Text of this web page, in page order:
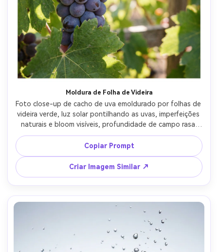
Moldura de Folha de Videira
Foto close-up de cacho de uva emoldurado por folhas de
videira verde, luz solar pontilhando as uvas, imperfeições
naturais e bloom visíveis, profundidade de campo rasa
com bokeh folhado, fotografado com Fujifilm GFX 100S e
lente de 110mm f/2, realismo de estilo de vida orgânico,
paleta de verão quente --ar 4:5
Copiar Prompt
Criar Imagem Similar ↗
Crie imagens com
IA sem limites.
100% grátis!
Comece Grátis →